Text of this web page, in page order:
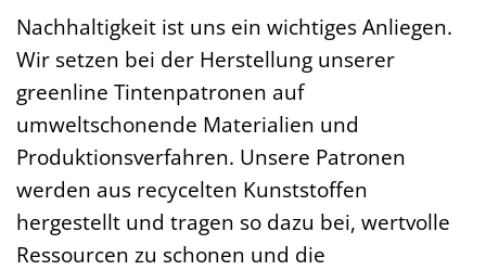
Nachhaltigkeit ist uns ein wichtiges Anliegen.
Wir setzen bei der Herstellung unserer
greenline Tintenpatronen auf
umweltschonende Materialien und
Produktionsverfahren. Unsere Patronen
werden aus recycelten Kunststoffen
hergestellt und tragen so dazu bei, wertvolle
Ressourcen zu schonen und die